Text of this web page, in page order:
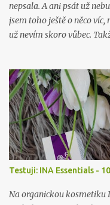
nepsala. A ani psát už
jsem toho ještě o něco
už nevím skoro vůbec.
Testuji: INA Essentials -
Na organickou kosmetiku